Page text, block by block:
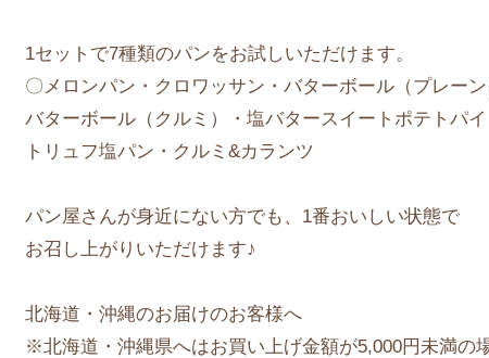
1セットで7種類のパンをお試しいただけます。
〇メロンパン・クロワッサン・バターボール（プレーン
バターボール（クルミ）・塩バタースイートポテトパイ
トリュフ塩パン・クルミ&カランツ
パン屋さんが身近にない方でも、1番おいしい状態で
お召し上がりいただけます♪
北海道・沖縄のお届けのお客様へ
※北海道・沖縄県へはお買い上げ金額が5,000円未満の